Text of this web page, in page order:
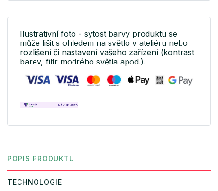
Ilustrativní foto - sytost barvy produktu se
může lišit s ohledem na světlo v ateliéru nebo
rozlišení či nastavení vašeho zařízení (kontrast
barev, filtr modrého světla apod.).
POPIS PRODUKTU
TECHNOLOGIE